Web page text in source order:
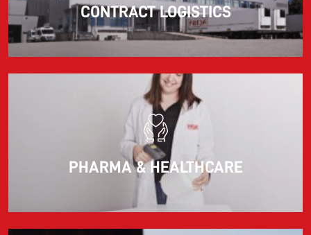
CONTRACT LOGISTICS
PHARMA & HEALTHCARE